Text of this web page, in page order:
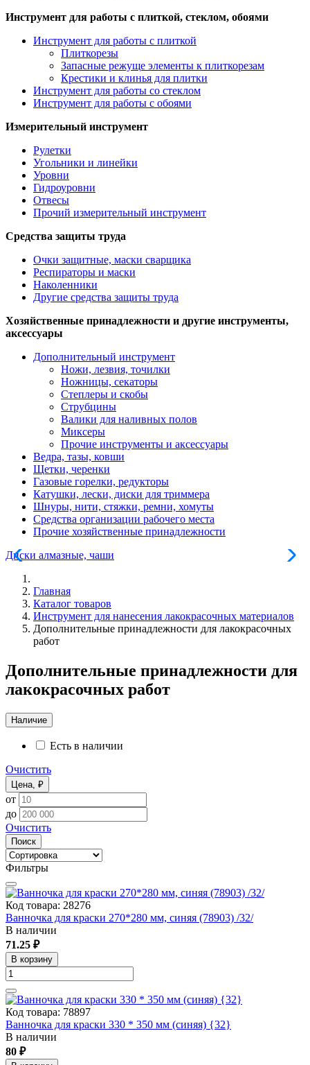
Инструмент для работы с плиткой, стеклом, обоями
Инструмент для работы с плиткой
Плиткорезы
Запасные режуще элементы к плиткорезам
Крестики и клинья для плитки
Инструмент для работы со стеклом
Инструмент для работы с обоями
Измерительный инструмент
Рулетки
Угольники и линейки
Уровни
Гидроуровни
Отвесы
Прочий измерительный инструмент
Средства защиты труда
Очки защитные, маски сварщика
Респираторы и маски
Наколенники
Другие средства защиты труда
Хозяйственные принадлежности и другие инструменты,
аксессуары
Дополнительный инструмент
Ножи, лезвия, точилки
Ножницы, секаторы
Степлеры и скобы
Струбцины
Валики для наливных полов
Миксеры
Прочие инструменты и аксессуары
Ведра, тазы, ковши
Щетки, черенки
Газовые горелки, редукторы
Катушки, лески, диски для триммера
Шнуры, нити, стяжки, ремни, хомуты
Средства организации рабочего места
Прочие хозяйственные принадлежности
Диски алмазные, чаши
Главная
Каталог товаров
Инструмент для нанесения лакокрасочных материалов
Дополнительные принадлежности для лакокрасочных
работ
Дополнительные принадлежности для
лакокрасочных работ
Наличие
Есть в наличии
Очистить
Цена, ₽
от
до
Очистить
Поиск
Фильтры
Код товара: 28276
Ванночка для краски 270*280 мм, синяя (78903) /32/
В наличии
71.25 ₽
В корзину
Код товара: 78897
Ванночка для краски 330 * 350 мм (синяя) {32}
В наличии
80 ₽